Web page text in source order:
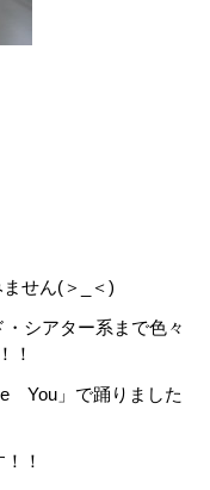
せん(＞_＜)
シアター系まで色々
！
You」で踊りました
！